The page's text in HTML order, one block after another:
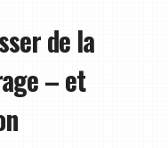
de la
– et